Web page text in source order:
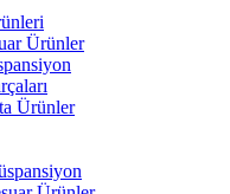
Ürünler
Ürünler